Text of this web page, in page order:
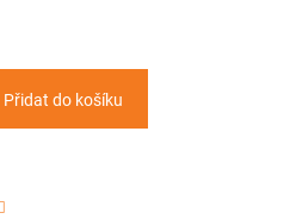
Přidat do košíku